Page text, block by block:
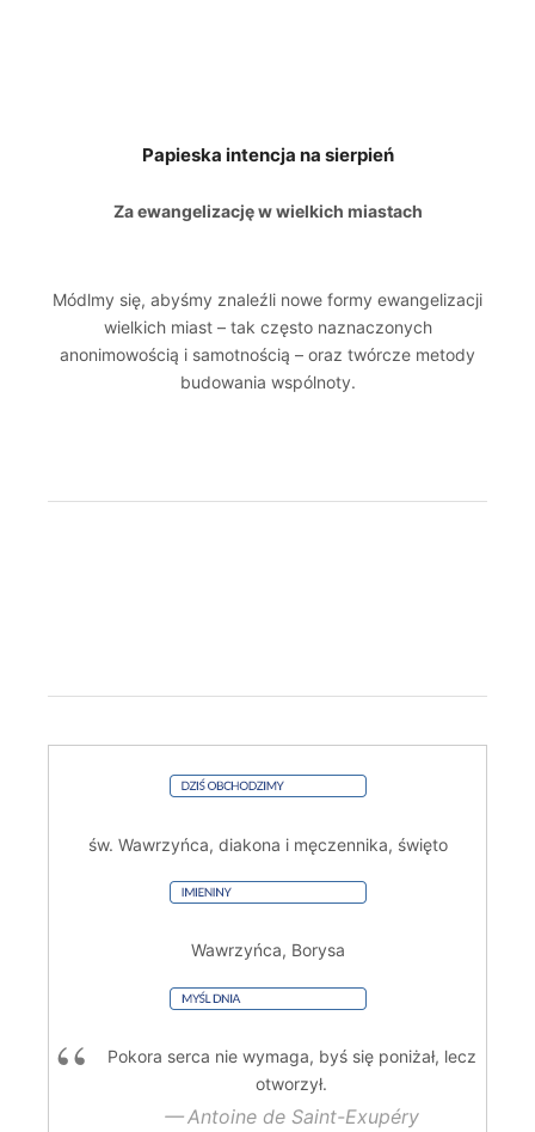
Papieska intencja na sierpień
Za ewangelizację w wielkich miastach
Módlmy się, abyśmy znaleźli nowe formy ewangelizacji
wielkich miast – tak często naznaczonych
anonimowością i samotnością – oraz twórcze metody
budowania wspólnoty.
św. Wawrzyńca, diakona i męczennika, święto
Wawrzyńca, Borysa
Pokora serca nie wymaga, byś się poniżał, lecz
otworzył.
Antoine de Saint-Exupéry